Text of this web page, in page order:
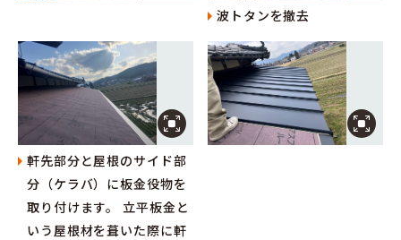
波トタンを撤去
軒先部分と屋根のサイド部
分（ケラバ）に板金役物を
取り付けます。 立平板金と
いう屋根材を葺いた際に軒